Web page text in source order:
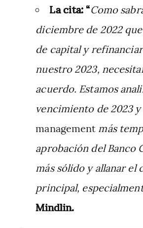
La cita: “Como
diciembre de 2022
de capital y
nuestro 2023,
acuerdo. Estamos
vencimiento de 2023
management más
aprobación del Banco
más sólido y allanar
principal,
Mindlin.